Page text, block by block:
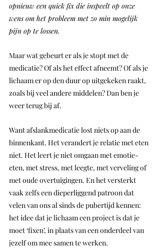
opnieuw een quick fix die inspeelt op onze
wens om het probleem met zo min mogelijk
pijn op te lossen.
Maar wat gebeurt er als je stopt met de
medicatie? Of als het effect afneemt? Of als je
lichaam er op den duur op uitgekeken raakt,
zoals bij veel andere middelen? Dan ben je
weer terug bij af.
Want afslankmedicatie lost niets op aan de
binnenkant. Het verandert je relatie met eten
niet. Het leert je niet omgaan met emotie-
eten, met stress, met leegte, met verveling of
met oude overtuigingen. En het versterkt
vaak zelfs een dieperliggend patroon dat
velen van ons al sinds de pubertijd kennen:
het idee dat je lichaam een project is dat je
moet ‘fixen’, in plaats van een onderdeel van
jezelf om mee samen te werken.